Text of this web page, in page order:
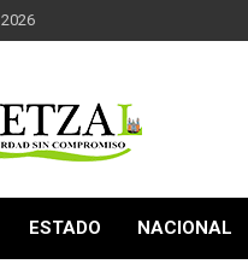
de
ESTADO NACIONAL